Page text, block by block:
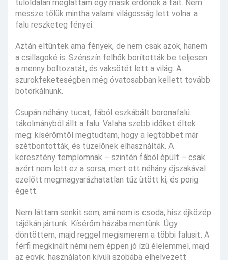
túloldalán megláttam egy másik erdőnek a fáit. Nem
messze tőlük mintha valami világosság lett volna: a
falu reszketeg fényei.
Aztán eltűntek ama fények, de nem csak azok, hanem
a csillagoké is. Szénszín felhők borították be teljesen
a menny boltozatát, és vaksötét lett a világ. A
szurokfeketeségben még óvatosabban kellett tovább
botorkálnunk.
Csupán néhány tucat, fából eszkábált boronafalú
tákolmányból állt a falu. Valaha szebb időket éltek
meg: kísérőmtől megtudtam, hogy a legtöbbet már
szétbontották, és tüzelőnek elhasználták. A
keresztény templomnak – szintén fából épült – csak
azért nem lett ez a sorsa, mert ott néhány éjszakával
ezelőtt megmagyarázhatatlan tűz ütött ki, és porig
égett.
Nem láttam senkit sem, ami nem is csoda, hisz éjközép
tájékán jártunk. Kísérőm házába mentünk. Úgy
döntöttem, majd reggel megismerem a többi falusit. A
férfi megkínált némi nem éppen jó ízű élelemmel, majd
az egyik, használaton kívüli szobába elhelyezett